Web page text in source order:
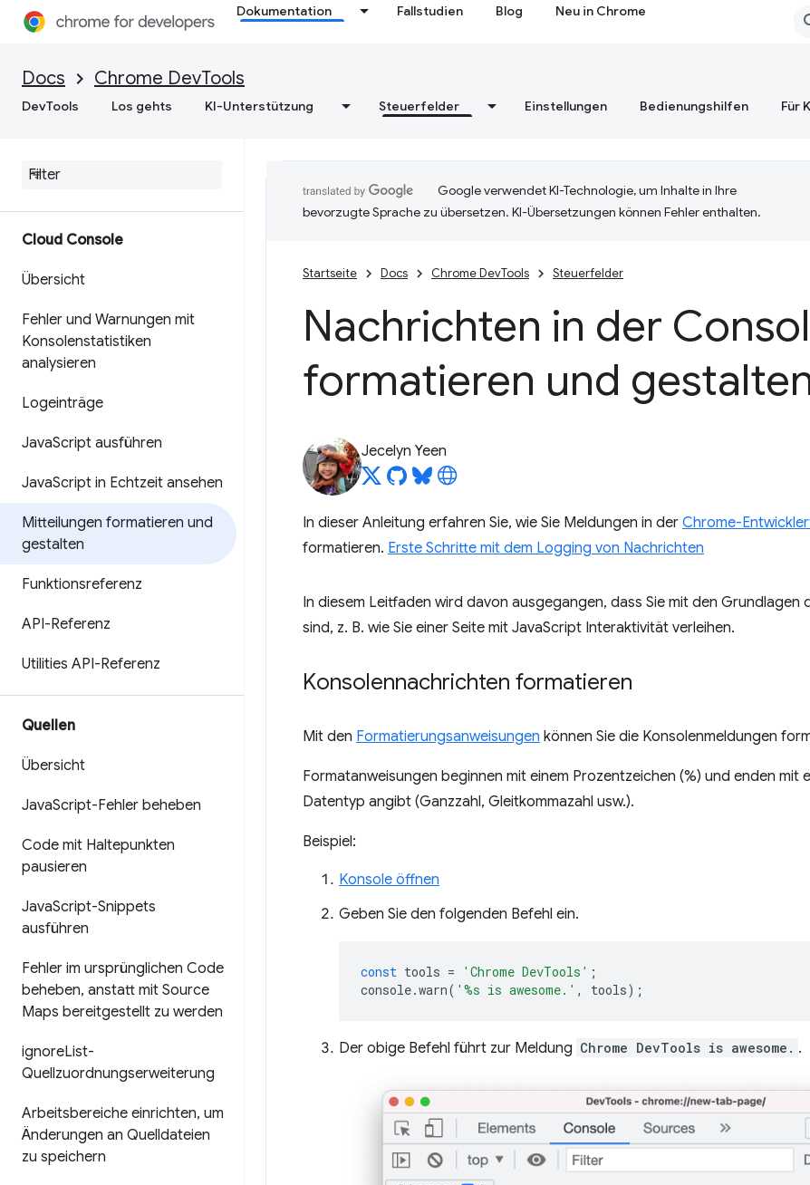
Dokumentation Fallstudien Blog Neu in Chrome
Docs Chrome DevTools
DevTools Los gehts KI-Unterstützung Steuerfelder Einstellungen Bedienungshilfen Für
Übersicht
CSS
Cloud Console
Übersicht
Fehler und Warnungen mit
Konsolenstatistiken
analysieren
Logeinträge
JavaScript ausführen
JavaScript in Echtzeit ansehen
Mitteilungen formatieren und
gestalten
Funktionsreferenz
API-Referenz
Utilities API-Referenz
Quellen
Übersicht
JavaScript-Fehler beheben
Code mit Haltepunkten
pausieren
JavaScript-Snippets
ausführen
Fehler im ursprünglichen Code
beheben, anstatt mit Source
Maps bereitgestellt zu werden
ignoreList-
Quellzuordnungserweiterung
Arbeitsbereiche einrichten, um
Änderungen an Quelldateien
zu speichern
Google verwendet KI-Technologie, um Inhalte in Ihre
bevorzugte Sprache zu übersetzen. KI-Übersetzungen können Fehler enthalten.
Startseite Docs Chrome DevTools Steuerfelder
Nachrichten in der
formatieren und
Jecelyn Yeen
In dieser Anleitung erfahren Sie, wie Sie Meldungen in der Chrome-
formatieren. Erste Schritte mit dem Logging von Nachrichten
In diesem Leitfaden wird davon ausgegangen, dass Sie mit den
sind, z. B. wie Sie einer Seite mit JavaScript Interaktivität verleihen.
Konsolennachrichten formatieren
Mit den Formatierungsanweisungen können Sie die Konsolenmeldungen
Formatanweisungen beginnen mit einem Prozentzeichen (%) und enden mit
Datentyp angibt (Ganzzahl, Gleitkommazahl usw.).
Beispiel:
Konsole öffnen
Geben Sie den folgenden Befehl ein.
const tools = 'Chrome DevTools' ;
console.warn( '%s is awesome.' , tools);
Der obige Befehl führt zur Meldung Chrome DevTools is awesome. .